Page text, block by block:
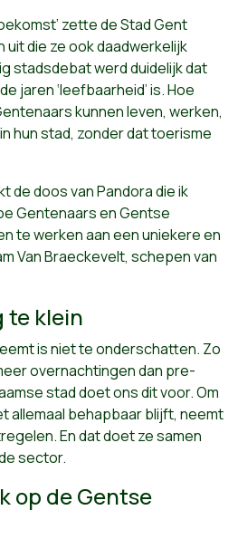
zette de Stad Gent
die ze ook daadwerkelijk
stadsdebat werd duidelijk dat
jaren ‘leefbaarheid’ is. Hoe
kunnen leven, werken,
hun stad, zonder dat toerisme
de doos van Pandora die ik
Gentenaars en Gentse
te werken aan een uniekere en
Van Braeckevelt, schepen van
te klein
is niet te onderschatten. Zo
overnachtingen dan pre-
stad doet ons dit voor. Om
allemaal behapbaar blijft, neemt
En dat doet ze samen
sector.
op de Gentse